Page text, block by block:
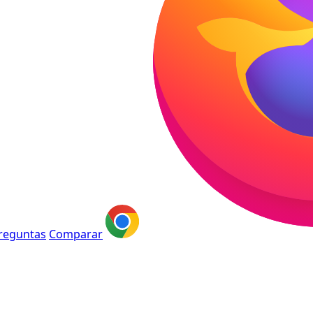
Comparar